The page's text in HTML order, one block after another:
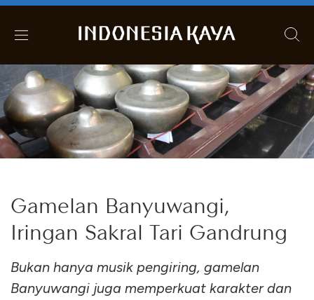
Gamelan Banyuwangi,
Iringan Sakral Tari Gandrung
Bukan hanya musik pengiring, gamelan
Banyuwangi juga memperkuat karakter dan